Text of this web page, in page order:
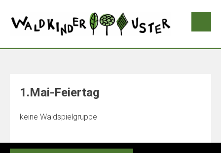
1.Mai-Feiertag
keine Waldspielgruppe